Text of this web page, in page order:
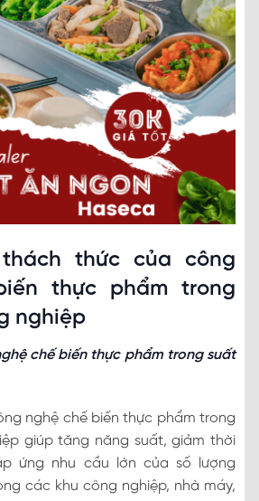
thức của công
thực phẩm trong
nghiệp
chế biến thực phẩm trong suất
nghệ chế biến thực phẩm trong
giúp tăng năng suất, giảm thời
ứng nhu cầu lớn của số lượng
các khu công nghiệp, nhà máy,